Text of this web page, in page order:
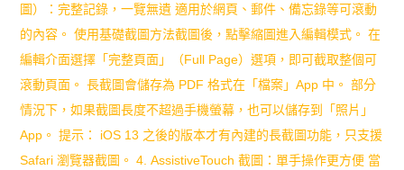
和
諧
親
子
關
圖）：完整記錄，一覽無遺 適用於網頁、郵件、備忘錄等可滾動
的內容。 使用基礎截圖方法截圖後，點擊縮圖進入編輯模式。 在
編輯介面選擇「完整頁面」（Full Page）選項，即可截取整個可
滾動頁面。 長截圖會儲存為 PDF 格式在「檔案」App 中。 部分
情況下，如果截圖長度不超過手機螢幕，也可以儲存到「照片」
App。 提示： iOS 13 之後的版本才有內建的長截圖功能，只支援
Safari 瀏覽器截圖。 4. AssistiveTouch 截圖：單手操作更方便 當